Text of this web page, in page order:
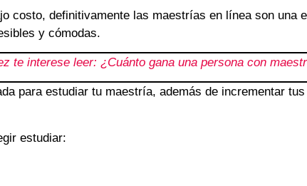
costo, definitivamente las maestrías en línea son una
y cómodas.
te interese leer: ¿Cuánto gana una persona con
para estudiar tu maestría, además de incrementar
estudiar: